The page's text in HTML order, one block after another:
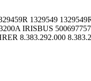
1329549
IRISBUS
8.383.292.000